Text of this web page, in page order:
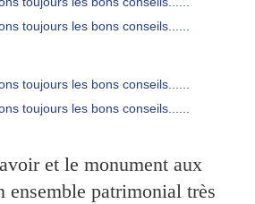
et le monument aux
ensemble patrimonial très